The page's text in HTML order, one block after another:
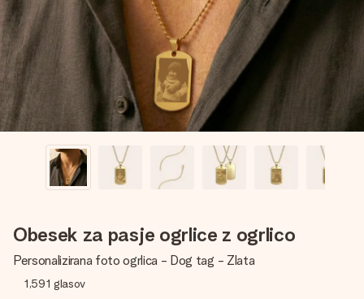
V nekaj preprostih korakih ustvari nekaj edinstvenega – z
njenim imenom, tvojo fotografijo ali sporočilom, ki ogreje
srce. Brez zapletov, le vsa ljubezen za ta trenutek.
Obesek za pasje ogrlice z ogrlico
Personalizirana foto ogrlica - Dog tag - Zlata
1,591 glasov